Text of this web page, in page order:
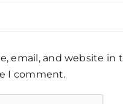
email, and website in
I comment.